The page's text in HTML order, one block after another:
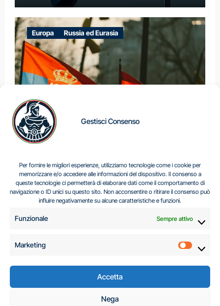
Gestisci Consenso
Per fornire le migliori esperienze, utilizziamo tecnologie come i cookie per
memorizzare e/o accedere alle informazioni del dispositivo. Il consenso a
queste tecnologie ci permetterà di elaborare dati come il comportamento di
navigazione o ID unici su questo sito. Non acconsentire o ritirare il consenso può
influire negativamente su alcune caratteristiche e funzioni.
Funzionale Sempre attivo
Marketing
Accetta
Nega
Europa Russia ed Eurasia
Centro Analisi e Studi Italus © Tutti i diritti riservati
C.A.S.I. – Centro